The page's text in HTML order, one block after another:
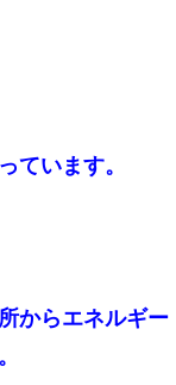
ています。
からエネルギー